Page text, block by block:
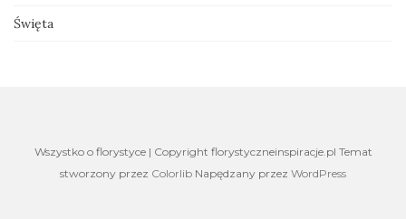
Święta
Wszystko o florystyce | Copyright florystyczneinspiracje.pl Temat
stworzony przez Colorlib Napędzany przez WordPress